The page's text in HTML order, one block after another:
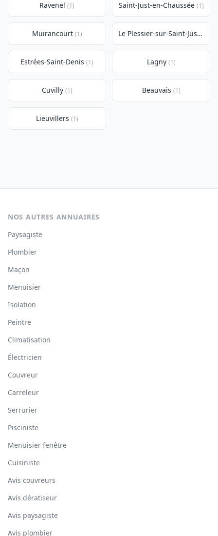
Ravenel (1) Saint-Just-en-Chaussée (1)
Muirancourt (1) Le Plessier-sur-Saint-Just(1)
Estrées-Saint-Denis (1) Lagny (1)
Cuvilly (1) Beauvais (1)
Lieuvillers (1)
NOS AUTRES ANNUAIRES
Paysagiste
Plombier
Maçon
Menuisier
Isolation
Peintre
Climatisation
Électricien
Couvreur
Carreleur
Serrurier
Pisciniste
Menuisier fenêtre
Cuisiniste
Avis couvreurs
Avis dératiseur
Avis paysagiste
Avis plombier